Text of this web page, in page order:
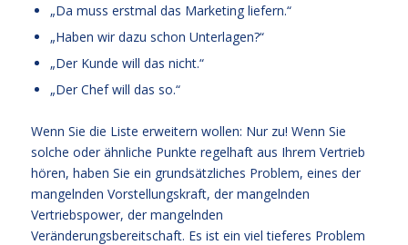
„Da muss erstmal das Marketing liefern.“
„Haben wir dazu schon Unterlagen?“
„Der Kunde will das nicht.“
„Der Chef will das so.“
Wenn Sie die Liste erweitern wollen: Nur zu! Wenn Sie
solche oder ähnliche Punkte regelhaft aus Ihrem Vertrieb
hören, haben Sie ein grundsätzliches Problem, eines der
mangelnden Vorstellungskraft, der mangelnden
Vertriebspower, der mangelnden
Veränderungsbereitschaft. Es ist ein viel tieferes Problem